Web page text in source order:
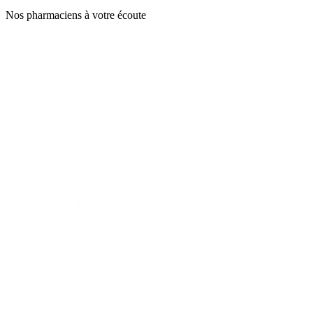
Nos pharmaciens à votre écoute